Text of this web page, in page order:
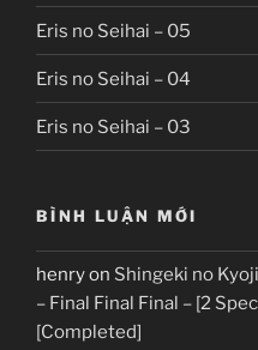
Eris no Seihai – 05
Eris no Seihai – 04
Eris no Seihai – 03
BÌNH LUẬN MỚI
henryon Shingeki no
– Final Final Final – [2
[Completed]